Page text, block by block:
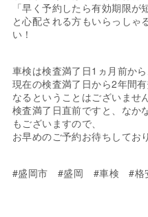
「早く予約したら有効期限が
と心配される方もいらっしゃ
い！
車検は検査満了日1ヵ月前から
現在の検査満了日から2年間
なるということはございません
検査満了日直前ですと、なか
もございますので、
お早めのご予約お待ちしてお
#盛岡市 #盛岡 #車検 #